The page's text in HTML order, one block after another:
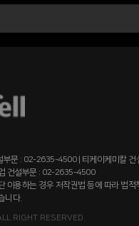
문 : 02-2635-4500 | 티케이케미칼 건
건설부문 : 02-2635-4500
이용하는 경우 저작권법 등에 따라 법적
니다.
RIGHT RESERVED.